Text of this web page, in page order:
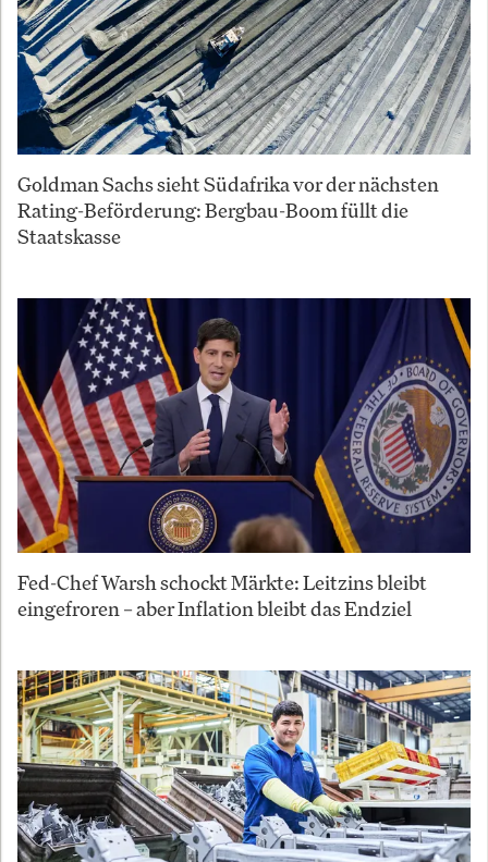
Goldman Sachs sieht Südafrika vor der nächsten
Rating-Beförderung: Bergbau-Boom füllt die
Staatskasse
Fed-Chef Warsh schockt Märkte: Leitzins bleibt
eingefroren – aber Inflation bleibt das Endziel